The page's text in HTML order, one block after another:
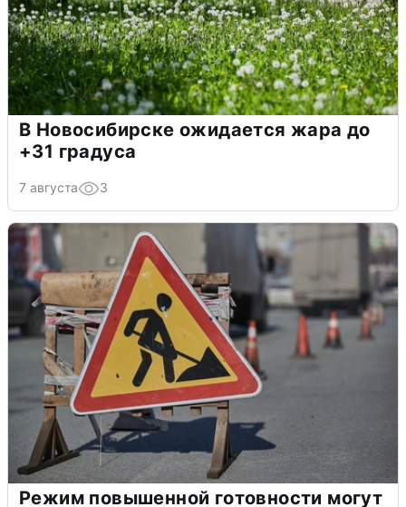
В Новосибирске ожидается жара до
+31 градуса
7 августа 3
Режим повышенной готовности могут